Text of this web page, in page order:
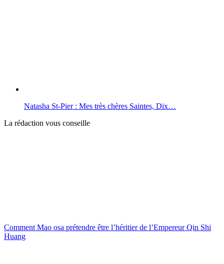
Natasha St-Pier : Mes très chères Saintes, Dix…
La rédaction vous conseille
Comment Mao osa prétendre être l’héritier de l’Empereur Qin Shi
Huang